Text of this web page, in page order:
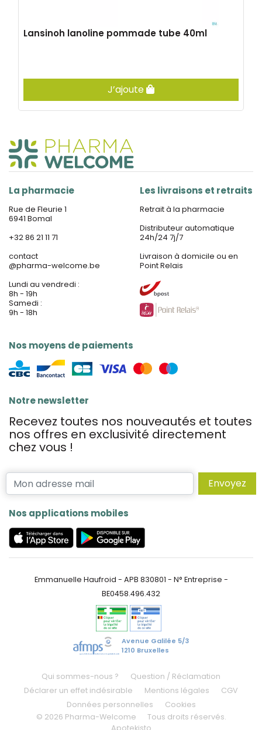
Lansinoh lanoline pommade tube 40ml
J’ajoute
La pharmacie
Rue de Fleurie 1
6941 Bomal
+32 86 21 11 71
contact
@pharma-welcome.be
Lundi au vendredi :
8h - 19h
Samedi :
9h - 18h
Nos moyens de paiements
Les livraisons et retraits
Retrait à la pharmacie
Distributeur automatique
24h/24 7j/7
Livraison à domicile ou en
Point Relais
Notre newsletter
Recevez toutes nos nouveautés et toutes
nos offres en exclusivité directement
chez vous !
Envoyez
Nos applications mobiles
Emmanuelle Haufroid - APB 830801 - N° Entreprise -
BE0458.496.432
Avenue Galilée 5/3
1210 Bruxelles
Qui sommes-nous ?
Question / Réclamation
Déclarer un effet indésirable
Mentions légales
CGV
Données personnelles
Cookies
© 2026 Pharma-Welcome
Tous droits réservés.
Apotekisto